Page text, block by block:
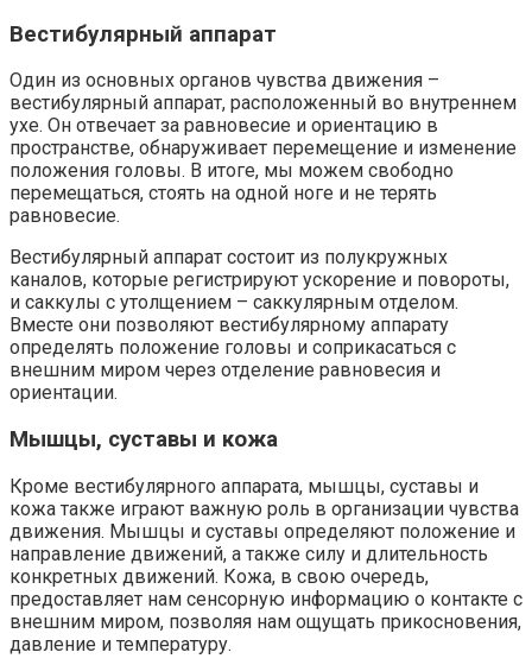
Вестибулярный аппарат
Один из основных органов чувства движения –
вестибулярный аппарат, расположенный во внутреннем
ухе. Он отвечает за равновесие и ориентацию в
пространстве, обнаруживает перемещение и изменение
положения головы. В итоге, мы можем свободно
перемещаться, стоять на одной ноге и не терять
равновесие.
Вестибулярный аппарат состоит из полукружных
каналов, которые регистрируют ускорение и повороты,
и саккулы с утолщением – саккулярным отделом.
Вместе они позволяют вестибулярному аппарату
определять положение головы и соприкасаться с
внешним миром через отделение равновесия и
ориентации.
Мышцы, суставы и кожа
Кроме вестибулярного аппарата, мышцы, суставы и
кожа также играют важную роль в организации чувства
движения. Мышцы и суставы определяют положение и
направление движений, а также силу и длительность
конкретных движений. Кожа, в свою очередь,
предоставляет нам сенсорную информацию о контакте с
внешним миром, позволяя нам ощущать прикосновения,
давление и температуру.